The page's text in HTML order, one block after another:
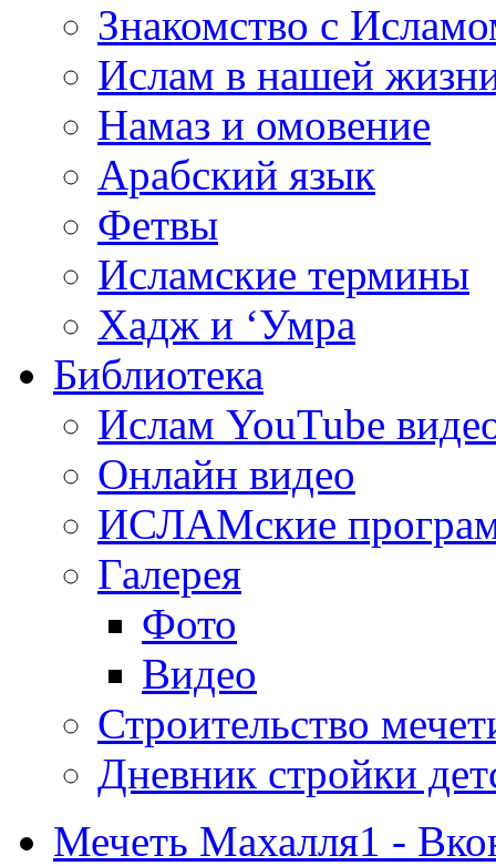
Знакомство с
Ислам в нашей
Намаз и омовение
Арабский язык
Фетвы
Исламские термины
Хадж и ‘Умра
Библиотека
Ислам YouTube
Онлайн видео
ИСЛАМские
Галерея
Фото
Видео
Строительство
Дневник стройки
Мечеть Махалля1 -